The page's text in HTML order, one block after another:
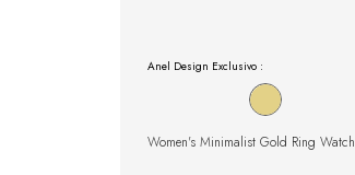
Anel Design Exclusivo :
Women's Minimalist Gold Ring Watch